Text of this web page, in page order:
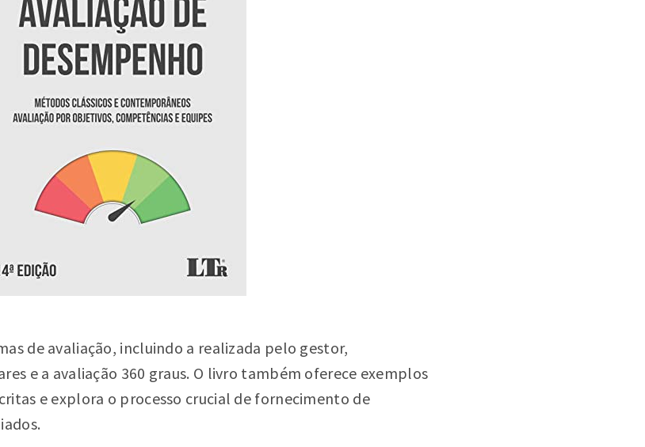
de avaliação, incluindo a realizada pelo gestor,
e a avaliação 360 graus. O livro também oferece exemplos
e explora o processo crucial de fornecimento de